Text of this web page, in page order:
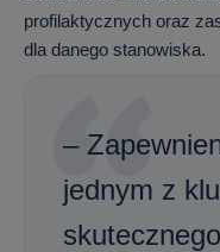
profilaktycznych oraz
dla danego stanowiska.
–
jednym z